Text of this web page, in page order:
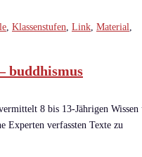
Klassenstufen Link Material
buddhismus
8 bis 13-Jährigen Wissen
Experten verfassten Texte zu